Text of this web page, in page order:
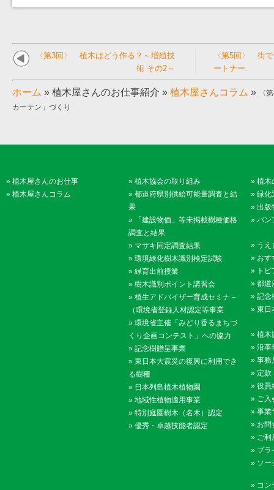
〈第3回〉 植木はどう作る？～増殖技
術 その2～
〈第5回〉 街
ートナー.
ホーム » 植木屋さんのお仕事紹介 » 植木屋さんコラム »
〈
カーテン」づくり
» 植木屋さんのお仕事
» 植木屋さんコラム
» 植木協会の取り組み
» 都道府県別供給可能量調査と結
果
»
「建設物価」等未掲載樹種価格
調査と結果
» マサキ同定調査結果
» 環境緑化樹木識別検定試験
» 緑育出前授業
» 樹木識別ポイント講習会
» 植生アドバイザー育成セミナ－
（環境省登録人材認定等事業
» 環境省主催「みどり香るまちづ
くり企画コンテスト」への協力
» 記念樹贈呈事業
» 東日本大震災の復興に利用でき
る樹種
» 日本列島植木植物園
» 地域性植物適用事業
» 特別庭園樹木（名木）認定
» 優秀・卓越技能者認定
» 植木
» 緑化
» 出版
» パン
» うえ
» おす
» ト
» 都道
» 記念
» 東日
» 植木
» 沿革
» 事務
» 定款
» 役員
» ご入
» 事業
» お問
» ご利
» プラ
» ソー
» コン